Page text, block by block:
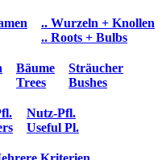
.. Wurzeln + Knollen
.. Roots + Bulbs
Bäume
Trees
Sträucher
Bushes
Nutz-Pfl.
Useful Pl.